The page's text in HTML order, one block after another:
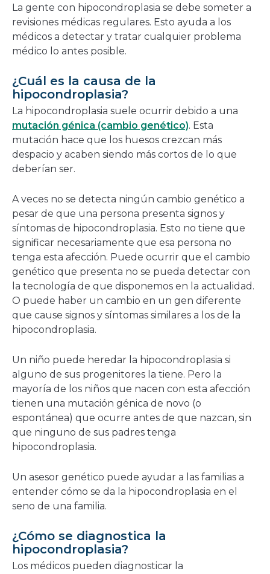
La gente con hipocondroplasia se debe someter a
revisiones médicas regulares. Esto ayuda a los
médicos a detectar y tratar cualquier problema
médico lo antes posible.
¿Cuál es la causa de la
hipocondroplasia?
La hipocondroplasia suele ocurrir debido a una
mutación génica (cambio genético). Esta
mutación hace que los huesos crezcan más
despacio y acaben siendo más cortos de lo que
deberían ser.
A veces no se detecta ningún cambio genético a
pesar de que una persona presenta signos y
síntomas de hipocondroplasia. Esto no tiene que
significar necesariamente que esa persona no
tenga esta afección. Puede ocurrir que el cambio
genético que presenta no se pueda detectar con
la tecnología de que disponemos en la actualidad.
O puede haber un cambio en un gen diferente
que cause signos y síntomas similares a los de la
hipocondroplasia.
Un niño puede heredar la hipocondroplasia si
alguno de sus progenitores la tiene. Pero la
mayoría de los niños que nacen con esta afección
tienen una mutación génica de novo (o
espontánea) que ocurre antes de que nazcan, sin
que ninguno de sus padres tenga
hipocondroplasia.
Un asesor genético puede ayudar a las familias a
entender cómo se da la hipocondroplasia en el
seno de una familia.
¿Cómo se diagnostica la
hipocondroplasia?
Los médicos pueden diagnosticar la